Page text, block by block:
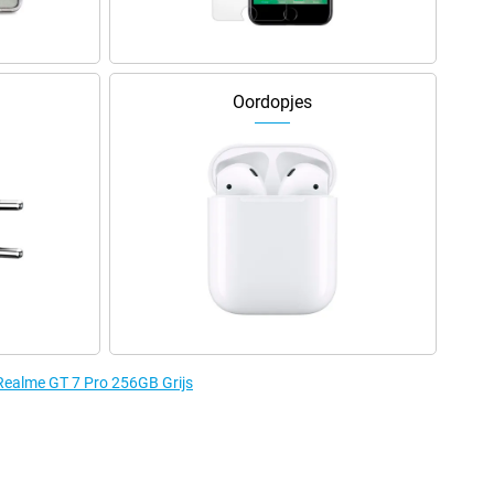
Oordopjes
GT 7 Pro 256GB Grijs